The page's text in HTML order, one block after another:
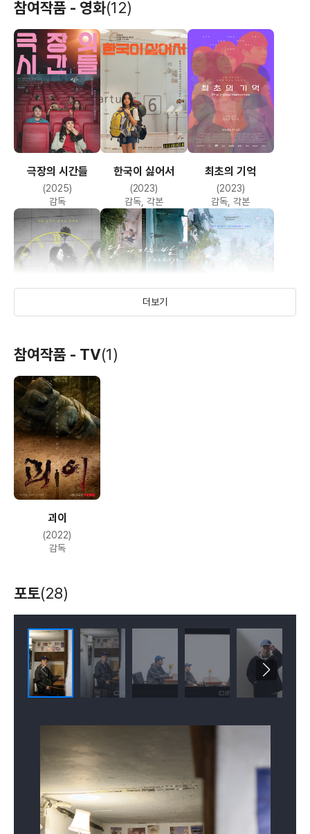
영재를 기다리며>의 촬영감독을 맡았다. 두 영화는 각각
소개되었다.
2007년에는 박진표 감독의 영화 <그놈 목소리>에 ‘20대
용의자’로 출연했고, 단편 <꿈속에서>를 완성했다. <
꿈속에서>는 ‘2007 인디포럼 신작전’, ‘2008
부산아시아단편영화제 경쟁부문’ 등에 소개되었다. 또
한국독립영화협회가 기획한 까페빵 독립영화 정기상영회
2주년 기념 뮤직비디오 중 한 편인 인디밴드 ‘그림자
서울독립영화제’에 초청되었다. 2008년도에는 제 10회
서울여성영화제에서 최우수상을 받은 단편영화 <
여고생이다>에 조연으로 출연했다. 2009년도에는 첫
장편영화 <회오리바람>을 완성했다.
2007 <꿈속에서>(35mm/19min/color) 제작/각본/감독
- 인디포럼 신작전(2007, 한국)
- 서울국제영화제 경쟁부문(2008, 한국)
2007 <우주공주>(DV6mm/10min/color) 감독/편집
2003 <싸움에 들게 하지 마소서>(DV6mm/22min/color)
각본/감독
- 서울독립영화제 경쟁부문(2003, 한국)
2002 <하드보일드 초컬릿 스타일>
(DV6mm/6min/color) 제작/감독/촬영/편집
- 서울독립영화제 경쟁부문(2002, 한국)
2000 <진혼곡 Triangle Stories>
(DV6mm/22min/color) 각본/감독/편집
- 미장센단편영화제 경쟁부문(2002, 한국)
1998 <학교 다녀왔습니다>(16mm/12min/color) 각본/
감독/촬영/편집
- 한국청소년단편영화제 장려상(1998, 한국)
- 고딩영화제 초청(1998, 한국)
- 부천국제판타스틱영화제 초청(1998, 한국)
- 부산아시아단편영화제 경쟁부문(1999, 한국)
참여작품 - 영화(12)
극장의 시간들
(2025)
감독
한국이 싫어서
(2023)
감독, 각본
최초의 기억
(2023)
감독, 각본
5시부터 7시까지의
주희
편집, 촬영, 각본, 감독
잠 못 드는 밤
꿈속에서 카레라이스 이야기 진혼곡
더보기
참여작품 - TV(1)
괴이
(2022)
감독
포토(28)